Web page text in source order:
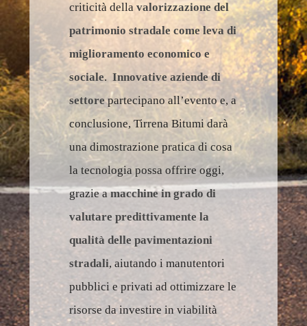
criticità della valorizzazione del
patrimonio stradale come leva di
miglioramento economico e
sociale. Innovative aziende di
settorepartecipano all’evento e, a
conclusione, Tirrena Bitumi darà
una dimostrazione pratica di cosa
la tecnologia possa offrire oggi,
grazie amacchine in grado di
valutare predittivamente la
qualità delle pavimentazioni
stradali, aiutando i manutentori
pubblici e privati ad ottimizzare le
risorse da investire in viabilità